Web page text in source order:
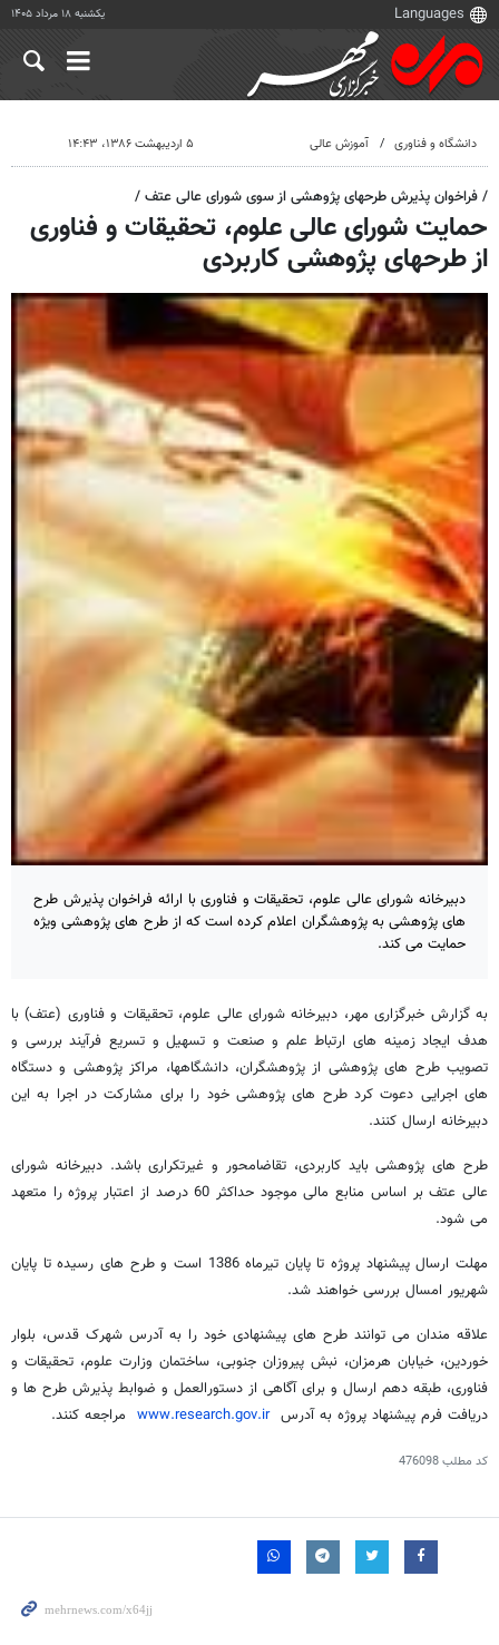
یکشنبه ۱۸ مرداد ۱۴۰۵
دانشگاه و فناوری آموزش عالی ۵ اردیبهشت ۱۳۸۶، ۱۴:۴۳
/ فراخوان پذیرش طرحهای پژوهشی از سوی شورای عالی عتف /
حمایت شورای عالی علوم، تحقیقات و فناوری
از طرحهای پژوهشی کاربردی
دبیرخانه شورای عالی علوم، تحقیقات و فناوری با ارائه فراخوان پذیرش طرح
های پژوهشی به پژوهشگران اعلام کرده است که از طرح های پژوهشی ویژه
حمایت می کند.
به گزارش خبرگزاری مهر، دبیرخانه شورای عالی علوم، تحقیقات و فناوری (عتف) با
هدف ایجاد زمینه های ارتباط علم و صنعت و تسهیل و تسریع فرآیند بررسی و
تصویب طرح های پژوهشی از پژوهشگران، دانشگاهها، مراکز پژوهشی و دستگاه
های اجرایی دعوت کرد طرح های پژوهشی خود را برای مشارکت در اجرا به این
دبیرخانه ارسال کنند.
طرح های پژوهشی باید کاربردی، تقاضامحور و غیرتکراری باشد. دبیرخانه شورای
عالی عتف بر اساس منابع مالی موجود حداکثر 60 درصد از اعتبار پروژه را متعهد
می شود.
مهلت ارسال پیشنهاد پروژه تا پایان تیرماه 1386 است و طرح های رسیده تا پایان
شهریور امسال بررسی خواهند شد.
علاقه مندان می توانند طرح های پیشنهادی خود را به آدرس شهرک قدس، بلوار
خوردین، خیابان هرمزان، نبش پیروزان جنوبی، ساختمان وزارت علوم، تحقیقات و
فناوری، طبقه دهم ارسال و برای آگاهی از دستورالعمل و ضوابط پذیرش طرح ها و
دریافت فرم پیشنهاد پروژه به آدرسwww.research.gov.ir مراجعه کنند.
کد مطلب476098